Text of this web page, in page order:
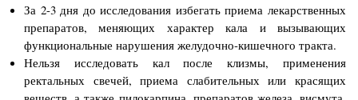
За 2-3 дня до исследования избегать приема лекарственных
препаратов, меняющих характер кала и вызывающих
функциональные нарушения желудочно-кишечного тракта.
Нельзя исследовать кал после клизмы, применения
ректальных свечей, приема слабительных или красящих